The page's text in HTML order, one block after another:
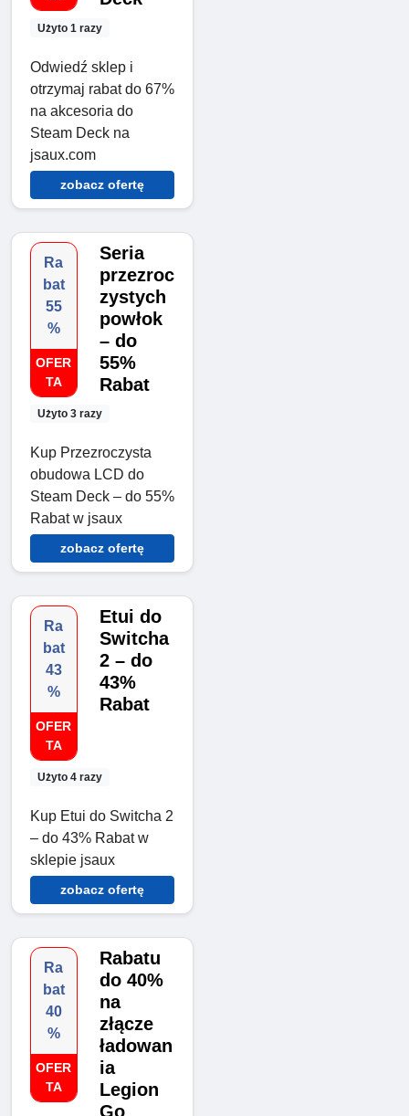
Użyto 1 razy
Odwiedź sklep i
otrzymaj rabat do 67%
na akcesoria do
Steam Deck na
jsaux.com
zobacz ofertę
Ra
bat
55
%
OFER
TA
Użyto 3 razy
Seria
przezroc
zystych
powłok
– do
55%
Rabat
Kup Przezroczysta
obudowa LCD do
Steam Deck – do 55%
Rabat w jsaux
zobacz ofertę
Ra
bat
43
%
OFER
TA
Użyto 4 razy
Etui do
Switcha
2 – do
43%
Rabat
Kup Etui do Switcha 2
– do 43% Rabat w
sklepie jsaux
zobacz ofertę
Ra
bat
40
%
OFER
TA
Rabatu
do 40%
na
złącze
ładowan
ia
Legion
Go